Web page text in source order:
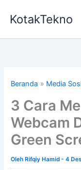
KotakTekno
Beranda Media
3 Cara
Webcam
Green
Oleh Rifqiy Hamid-4